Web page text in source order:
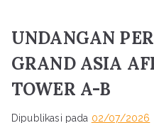
UNDANGAN
GRAND ASIA
TOWER A-B
Dipublikasi pada 02/07/2026